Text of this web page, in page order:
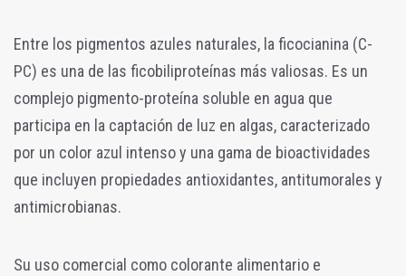
Entre los pigmentos azules naturales, la ficocianina (C-
PC) es una de las ficobiliproteínas más valiosas. Es un
complejo pigmento-proteína soluble en agua que
participa en la captación de luz en algas, caracterizado
por un color azul intenso y una gama de bioactividades
que incluyen propiedades antioxidantes, antitumorales y
antimicrobianas.
Su uso comercial como colorante alimentario e